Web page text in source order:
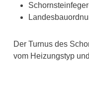
Der Turnus des
vom Heizungstyp